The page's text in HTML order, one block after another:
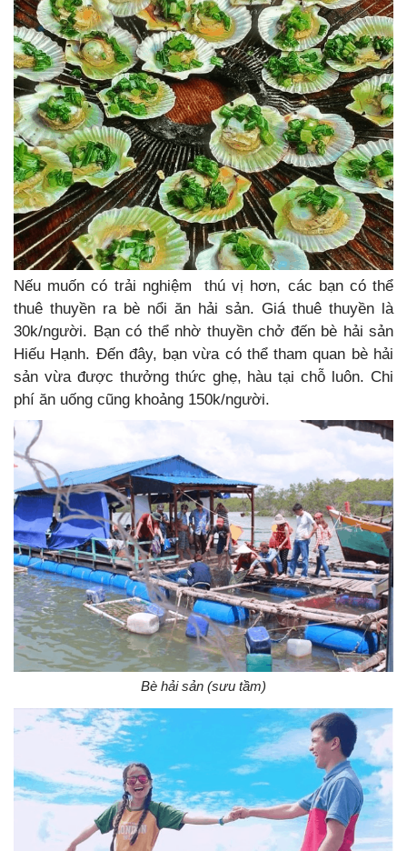
Nếu muốn có trải nghiệm thú vị hơn, các bạn có thể
thuê thuyền ra bè nổi ăn hải sản. Giá thuê thuyền là
30k/người. Bạn có thể nhờ thuyền chở đến bè hải sản
Hiếu Hạnh. Đến đây, bạn vừa có thể tham quan bè hải
sản vừa được thưởng thức ghẹ, hàu tại chỗ luôn. Chi
phí ăn uống cũng khoảng 150k/người.
Bè hải sản (sưu tầm)